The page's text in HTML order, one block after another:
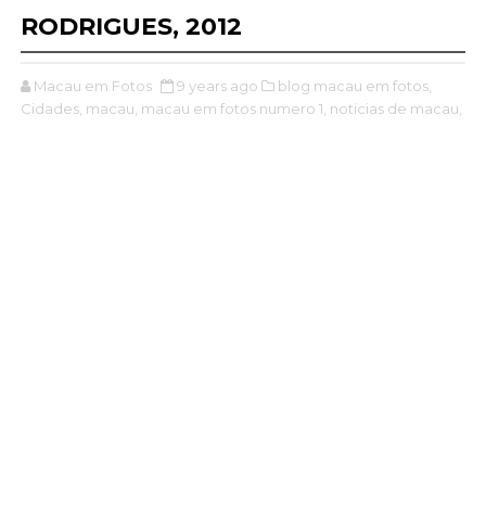
RODRIGUES, 2012
Macau em Fotos 9 years ago
blog macau em fotos,
Cidades, macau, macau em fotos numero 1, noticias de macau,